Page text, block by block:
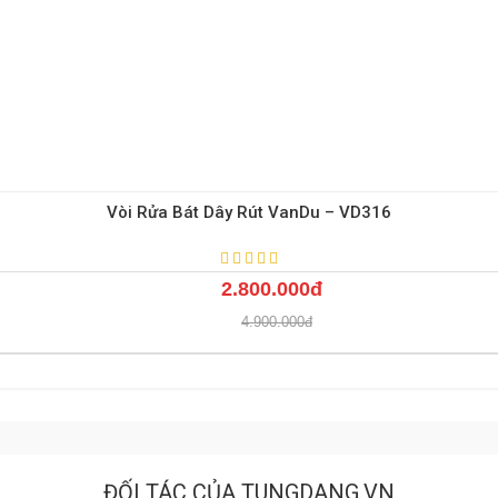
Vòi Rửa Bát Dây Rút VanDu – VD316
2.800.000đ
4.900.000đ
ĐỐI TÁC CỦA TUNGDANG.VN